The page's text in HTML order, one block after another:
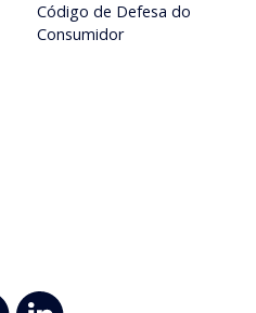
Código de Defesa do
Consumidor